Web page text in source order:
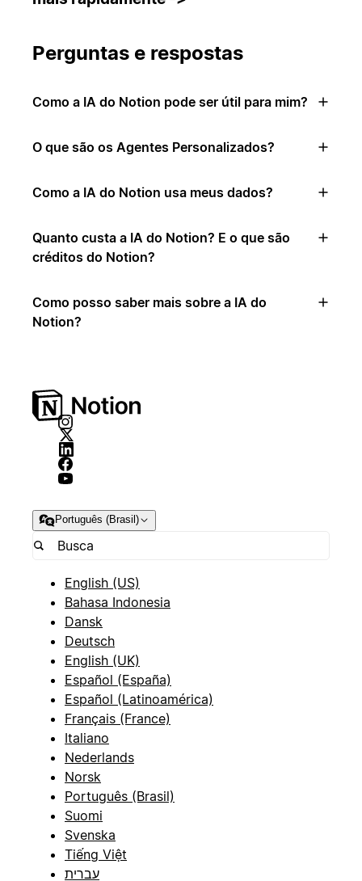
Perguntas e respostas
Como a IA do Notion pode ser útil para mim?
O que são os Agentes Personalizados?
Como a IA do Notion usa meus dados?
Quanto custa a IA do Notion? E o que são
créditos do Notion?
Como posso saber mais sobre a IA do
Notion?
Português (Brasil)
English (US)
Bahasa Indonesia
Dansk
Deutsch
English (UK)
Español (España)
Español (Latinoamérica)
Français (France)
Italiano
Nederlands
Norsk
Português (Brasil)
Suomi
Svenska
Tiếng Việt
עברית